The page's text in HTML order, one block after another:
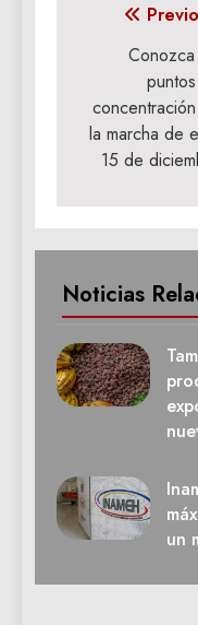
entradas
la marcha de
15 de
Noticias
un